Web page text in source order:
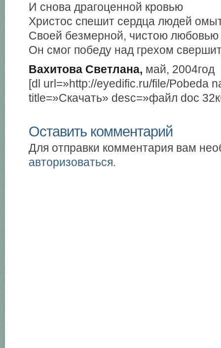
И снова драгоценной кровью
Христос спешит сердца людей
Своей безмерной, чистою любовью
Он смог победу над грехом
Вахитова Светлана, май, 2004год
[dl url=»http://eyedific.ru/file/Pobeda
title=»Скачать» desc=»файл doc
Оставить комментарий
Для отправки комментария вам
авторизоваться.